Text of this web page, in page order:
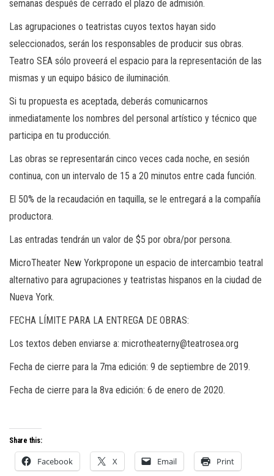
semanas después de cerrado el plazo de admisión.
Las agrupaciones o teatristas cuyos textos hayan sido
seleccionados, serán los responsables de producir sus obras.
Teatro SEA sólo proveerá el espacio para la representación de las
mismas y un equipo básico de iluminación.
Si tu propuesta es aceptada, deberás comunicarnos
inmediatamente los nombres del personal artístico y técnico que
participa en tu producción.
Las obras se representarán cinco veces cada noche, en sesión
continua, con un intervalo de 15 a 20 minutos entre cada función.
El 50% de la recaudación en taquilla, se le entregará a la compañía
productora.
Las entradas tendrán un valor de $5 por obra/por persona.
MicroTheater New Yorkpropone un espacio de intercambio teatral
alternativo para agrupaciones y teatristas hispanos en la ciudad de
Nueva York.
FECHA LÍMITE PARA LA ENTREGA DE OBRAS:
Los textos deben enviarse a: microtheaterny@teatrosea.org
Fecha de cierre para la 7ma edición: 9 de septiembre de 2019.
Fecha de cierre para la 8va edición: 6 de enero de 2020.
Share this:
Facebook X Email Print